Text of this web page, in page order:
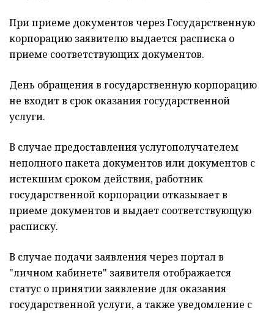
При приеме документов через Государственную
корпорацию заявителю выдается расписка о
приеме соответствующих документов.
День обращения в государственную корпорацию
не входит в срок оказания государственной
услуги.
В случае предоставления услугополучателем
неполного пакета документов или документов с
истекшим сроком действия, работник
государственной корпорации отказывает в
приеме документов и выдает соответствующую
расписку.
В случае подачи заявления через портал в
"личном кабинете" заявителя отображается
статус о принятии заявление для оказания
государственной услуги, а также уведомление с